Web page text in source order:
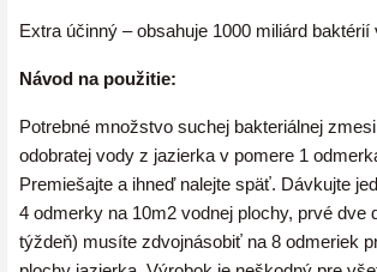
Extra účinný – obsahuje 1000 miliárd baktérií
Návod na použitie:
Potrebné množstvo suchej bakteriálnej
odobratej vody z jazierka v pomere 1
Premiešajte a ihneď nalejte späť. Dávkujte
4 odmerky na 10m2 vodnej plochy, prvé dve
týždeň) musíte zdvojnásobiť na 8 odmeriek